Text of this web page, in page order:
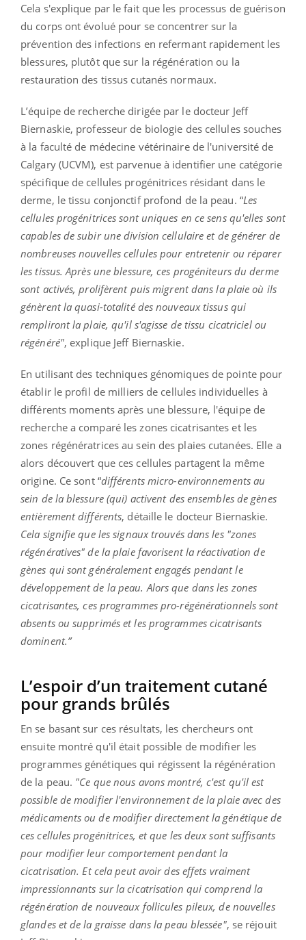
Cela s'explique par le fait que les processus de guérison
du corps ont évolué pour se concentrer sur la
prévention des infections en refermant rapidement les
blessures, plutôt que sur la régénération ou la
restauration des tissus cutanés normaux.
L’équipe de recherche dirigée par le docteur Jeff
Biernaskie, professeur de biologie des cellules souches
à la faculté de médecine vétérinaire de l'université de
Calgary (UCVM), est parvenue à identifier une catégorie
spécifique de cellules progénitrices résidant dans le
derme, le tissu conjonctif profond de la peau. “Les
cellules progénitrices sont uniques en ce sens qu'elles sont
capables de subir une division cellulaire et de générer de
nombreuses nouvelles cellules pour entretenir ou réparer
les tissus. Après une blessure, ces progéniteurs du derme
sont activés, prolifèrent puis migrent dans la plaie où ils
génèrent la quasi-totalité des nouveaux tissus qui
rempliront la plaie, qu'il s'agisse de tissu cicatriciel ou
régénéré", explique Jeff Biernaskie.
En utilisant des techniques génomiques de pointe pour
établir le profil de milliers de cellules individuelles à
différents moments après une blessure, l'équipe de
recherche a comparé les zones cicatrisantes et les
zones régénératrices au sein des plaies cutanées. Elle a
alors découvert que ces cellules partagent la même
origine. Ce sont “différents micro-environnements au
sein de la blessure (qui) activent des ensembles de gènes
entièrement différents, détaille le docteur Biernaskie.
Cela signifie que les signaux trouvés dans les "zones
régénératives" de la plaie favorisent la réactivation de
gènes qui sont généralement engagés pendant le
développement de la peau. Alors que dans les zones
cicatrisantes, ces programmes pro-régénérationnels sont
absents ou supprimés et les programmes cicatrisants
dominent.”
L’espoir d’un traitement cutané
pour grands brûlés
En se basant sur ces résultats, les chercheurs ont
ensuite montré qu'il était possible de modifier les
programmes génétiques qui régissent la régénération
de la peau. "Ce que nous avons montré, c'est qu'il est
possible de modifier l'environnement de la plaie avec des
médicaments ou de modifier directement la génétique de
ces cellules progénitrices, et que les deux sont suffisants
pour modifier leur comportement pendant la
cicatrisation. Et cela peut avoir des effets vraiment
impressionnants sur la cicatrisation qui comprend la
régénération de nouveaux follicules pileux, de nouvelles
glandes et de la graisse dans la peau blessée", se réjouit